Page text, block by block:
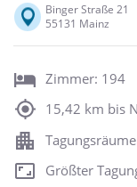
Binger Straße 21
55131 Mainz
Zimmer: 194
15,42 km bis
Größter